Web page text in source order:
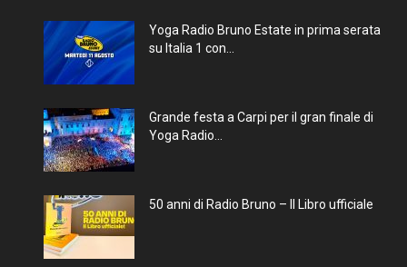
Yoga Radio Bruno Estate in prima serata
su Italia 1 con...
Grande festa a Carpi per il gran finale di
Yoga Radio...
50 anni di Radio Bruno – Il Libro ufficiale